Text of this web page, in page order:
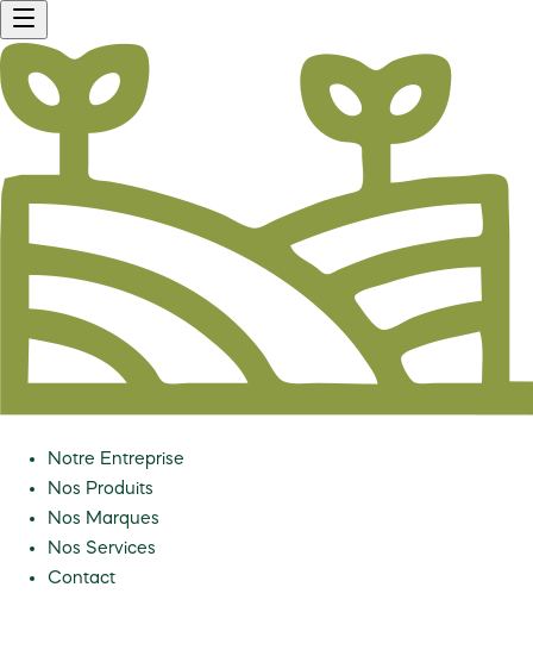
Notre Entreprise
Nos Produits
Nos Marques
Nos Services
Contact